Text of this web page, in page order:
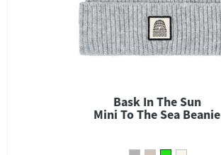
Bask In The Sun
Mini To The Sea Beanie